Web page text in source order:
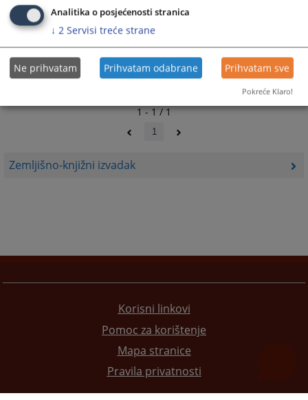
Zemljišno-knjižni izvadak
1 - 1 / 1
1
Korisni linkovi
Pomoc za korištenje
Mapa stranice
Pravila privatnosti
Analitika o posjećenosti stranica
↓ 2 Servisi treće strane
Ne prihvatam Prihvatam odabrane Prihvatam sve
Pokreće Klaro!